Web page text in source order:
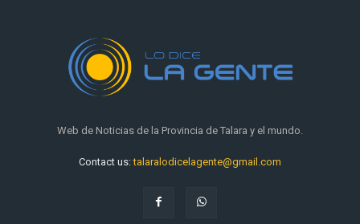
Web de Noticias de la Provincia de Talara y el mundo.
Contact us:talaralodicelagente@gmail.com